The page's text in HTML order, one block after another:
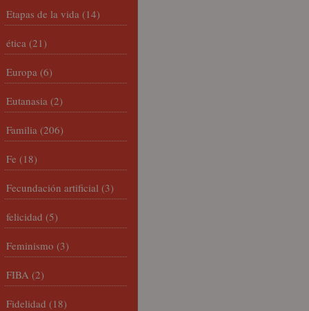
Etapas de la vida (14)
ética (21)
Europa (6)
Eutanasia (2)
Familia (206)
Fe (18)
Fecundación artificial (3)
felicidad (5)
Feminismo (3)
FIBA (2)
Fidelidad (18)